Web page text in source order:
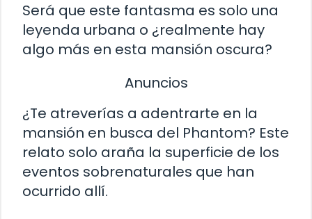
Será que este fantasma es solo una
leyenda urbana o ¿realmente hay
algo más en esta mansión oscura?
Anuncios
¿Te atreverías a adentrarte en la
mansión en busca del Phantom? Este
relato solo araña la superficie de los
eventos sobrenaturales que han
ocurrido allí.